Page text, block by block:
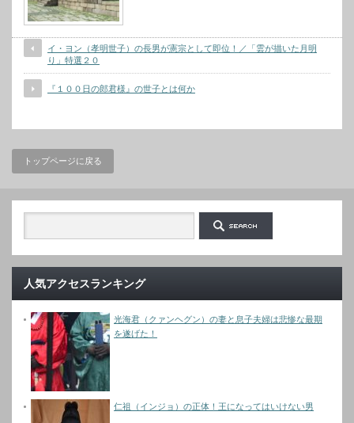
イ・ヨン（孝明世子）の長男が憲宗として即位！／「雲が描いた月明
り」特選２０
『１００日の郎君様』の世子とは何か
トップページに戻る
人気アクセスランキング
光海君（クァンヘグン）の妻と息子夫婦は悲惨な最期
を遂げた！
仁祖（インジョ）の正体！王になってはいけない男